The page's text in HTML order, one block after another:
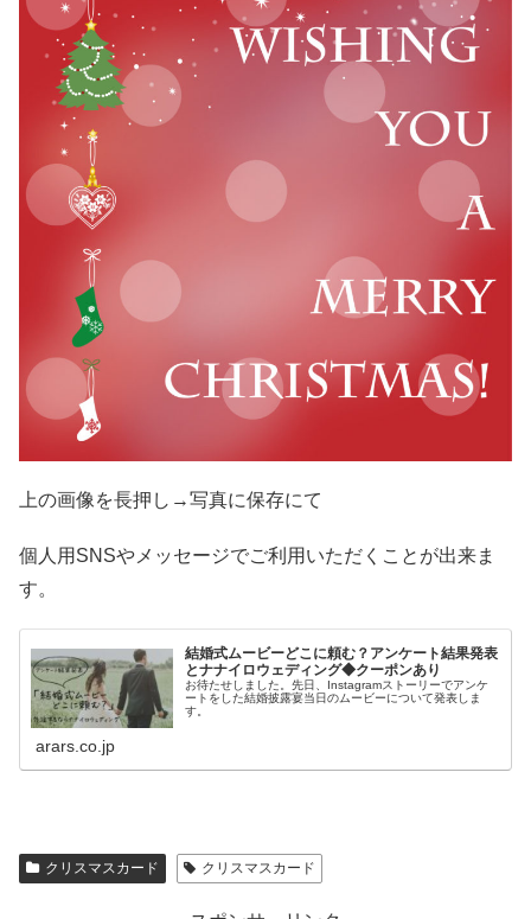
上の画像を長押し→写真に保存にて
個人用SNSやメッセージでご利用いただくことが出来ま
す。
結婚式ムービーどこに頼む？アンケート結果発表
とナナイロウェディング◆クーポンあり
お待たせしました。先日、Instagramストーリーでアンケ
ートをした結婚披露宴当日のムービーについて発表しま
す。
arars.co.jp
クリスマスカード クリスマスカード